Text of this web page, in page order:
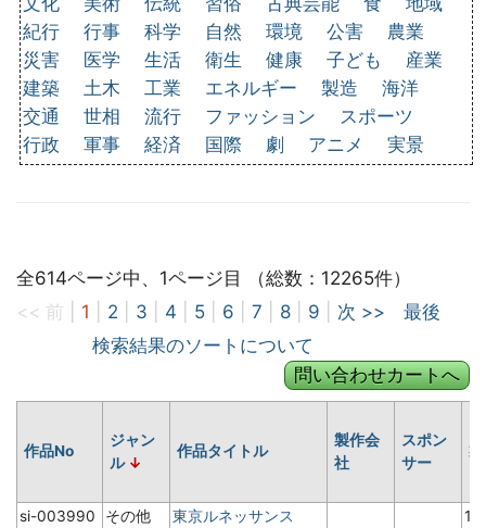
紀行
行事 科学 自然 環境 公害
農業
災害
医学 生活 衛生 健康 子ども
産業
建築
土木 工業 エネルギー 製造
海洋
交通
世相 流行 ファッション
スポーツ
行政
軍事 経済 国際 劇 アニメ 実景
全614ページ中、1ページ目 （総数：12265件）
<< 前
1 2 3 4 5 6 7 8 9 次 >>
最後
検索結果のソートについて
作品No
ジャン
ル
作品タイトル
製作会
社
スポン
サー
si-003990 その他
東京ルネッサンス